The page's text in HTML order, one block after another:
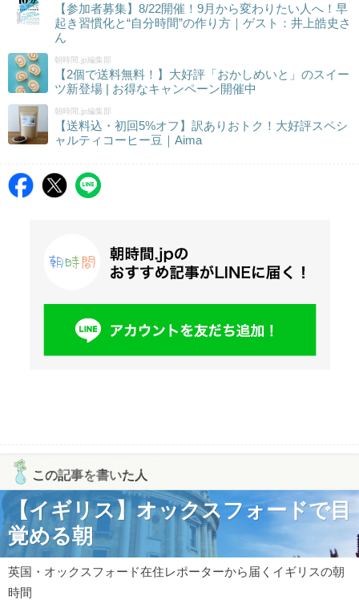
【参加者募集】8/22開催！9月から変わりたい人へ！早
起き習慣化と“自分時間”の作り方｜ゲスト：井上皓史さ
ん
朝時間.jp編集部
【2個で送料無料！】大好評「おかしめいと」のスイー
ツ新登場 | お得なキャンペーン開催中
朝時間.jp編集部
【送料込・初回5%オフ】訳ありおトク！大好評スペシ
ャルティコーヒー豆｜Aima
この記事を書いた人
【イギリス】オックスフォードで目
覚める朝
英国・オックスフォード在住レポーターから届くイギリスの朝
時間